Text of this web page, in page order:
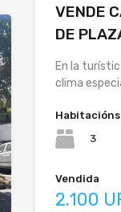
VENDE
DE
En la
clima
Habitacións
3
Vendida
2.100